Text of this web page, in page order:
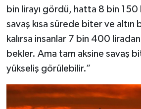
bin lirayı gördü, hatta 8 bin 150
savaş kısa sürede biter ve altın
kalırsa insanlar 7 bin 400
bekler. Ama tam aksine savaş
yükseliş görülebilir.”